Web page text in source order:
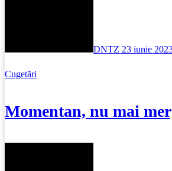
DNTZ 23 iunie
Cugetări
Momentan, nu mai